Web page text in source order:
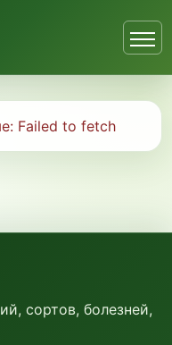
Failed to fetch
сортов, болезней,